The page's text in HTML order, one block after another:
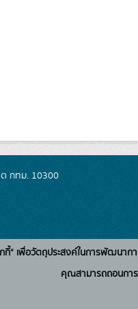
ต กทม. 10300
กกี้" เพื่อวัตถุประสงค์ในการพัฒนา
คุณสามารถถอนกา